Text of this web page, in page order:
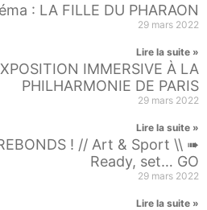
: LA FILLE DU PHARAON
29 mars 2022
Lire la suite »
IMMERSIVE À LA
PHILHARMONIE DE PARIS
29 mars 2022
Lire la suite »
! // Art & Sport \\ ➠
Ready, set… GO
29 mars 2022
Lire la suite »